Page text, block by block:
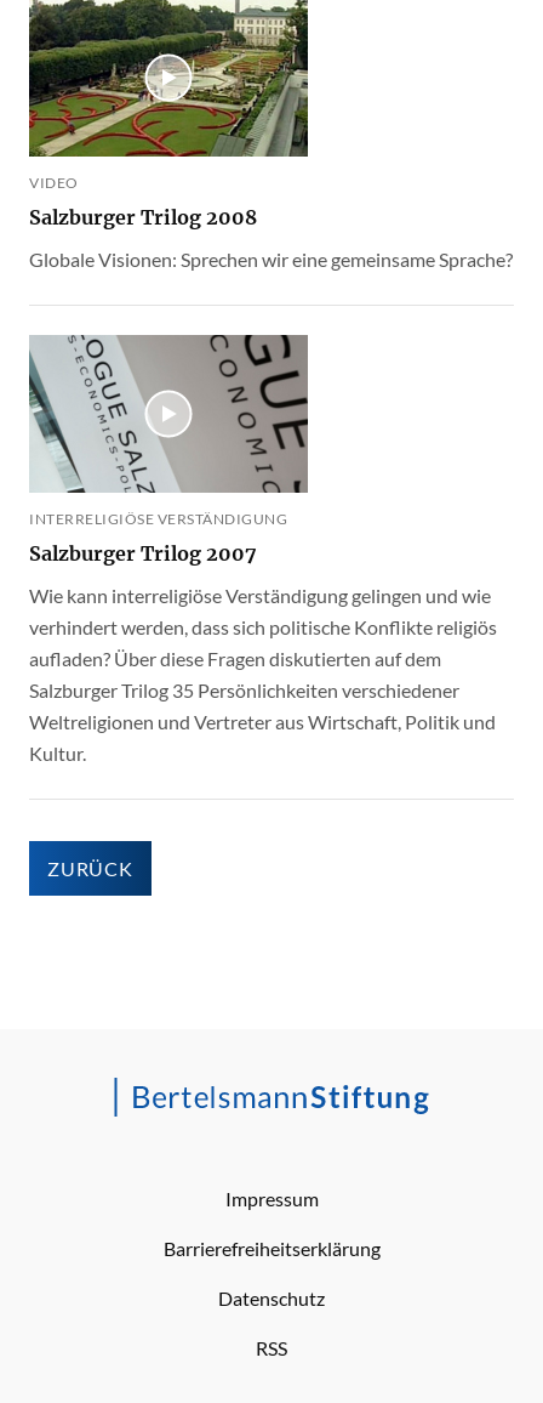
VIDEO
Salzburger Trilog 2008
Globale Visionen: Sprechen wir eine gemeinsame Sprache?
INTERRELIGIÖSE VERSTÄNDIGUNG
Salzburger Trilog 2007
Wie kann interreligiöse Verständigung gelingen und wie
verhindert werden, dass sich politische Konflikte religiös
aufladen? Über diese Fragen diskutierten auf dem
Salzburger Trilog 35 Persönlichkeiten verschiedener
Weltreligionen und Vertreter aus Wirtschaft, Politik und
Kultur.
ZURÜCK
Impressum
Barrierefreiheitserklärung
Datenschutz
RSS